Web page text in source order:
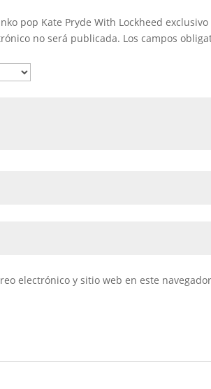
pop Kate Pryde With Lockheed exclusivo
no será publicada. Los campos
electrónico y sitio web en este